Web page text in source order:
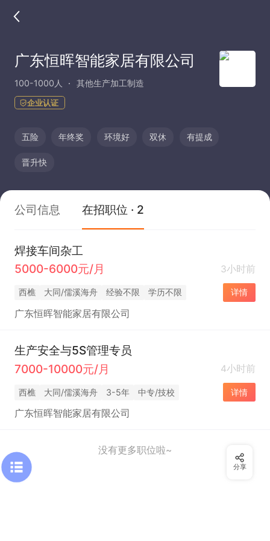
广东恒晖智能家居有限公司
100-1000人 其他生产加工制造
企业认证
五险 年终奖 环境好 双休 有提成
晋升快
公司信息 在招职位 · 2
焊接车间杂工
5000-6000元/月
3小时前
西樵 大同/儒溪海舟 经验不限 学历不限 详情
广东恒晖智能家居有限公司
生产安全与5S管理专员
7000-10000元/月
4小时前
西樵 大同/儒溪海舟 3-5年 中专/技校 详情
广东恒晖智能家居有限公司
没有更多职位啦~
分享